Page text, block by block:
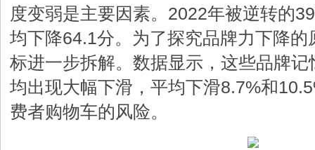
度变弱是主要因素。2022年被逆转的
均下降64.1分。为了探究品牌力下降
标进一步拆解。数据显示，这些品牌
均出现大幅下滑，平均下滑8.7%和
费者购物车的风险。